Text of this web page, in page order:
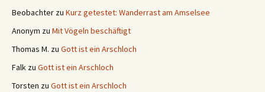
Beobachter zu Kurz getestet: Wanderrast am Amselsee
Anonym zu Mit Vögeln beschäftigt
Thomas M. zu Gott ist ein Arschloch
Falk zu Gott ist ein Arschloch
Torsten zu Gott ist ein Arschloch